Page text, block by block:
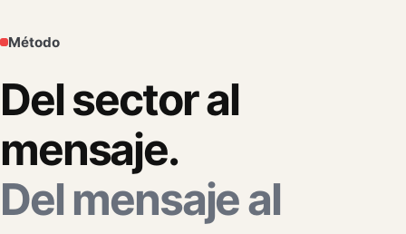
Método
Del sector al
mensaje.
Del mensaje al